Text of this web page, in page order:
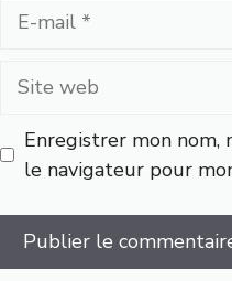
Site
Enregistrer mon nom,
le navigateur pour